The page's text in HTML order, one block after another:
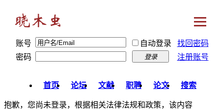
账号 自动登录
找回密码
密码
登录 注册账号
首页 论坛 文献 职聘 论文 搜索
抱歉，您尚未登录，根据相关法律法规和政策，该内容